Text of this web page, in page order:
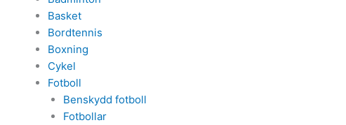
Basket
Bordtennis
Boxning
Cykel
Fotboll
Benskydd fotboll
Fotbollar